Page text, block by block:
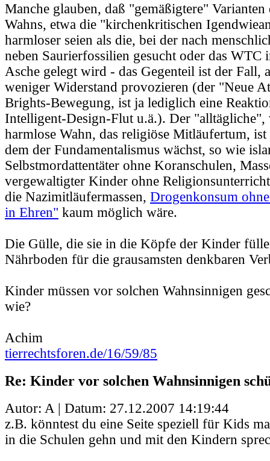
Manche glauben, daß "gemäßigtere" Varianten
Wahns, etwa die "kirchenkritischen
harmloser seien als die, bei der nach
neben Saurierfossilien gesucht oder das WTC
Asche gelegt wird - das Gegenteil ist der Fall,
weniger Widerstand provozieren (der "Neue
Brights-Bewegung, ist ja lediglich eine
Intelligent-Design-Flut u.ä.). Der "alltägliche",
harmlose Wahn, das religiöse Mitläufertum, ist
dem der Fundamentalismus wächst, so wie
Selbstmordattentäter ohne Koranschulen,
vergewaltigter Kinder ohne
die Nazimitläufermassen, Drogenkonsum
in Ehren" kaum möglich wäre.
Die Gülle, die sie in die Köpfe der Kinder
Nährboden für die grausamsten denkbaren
Kinder müssen vor solchen Wahnsinnigen
wie?
Achim
tierrechtsforen.de/16/59/85
Re: Kinder vor solchen Wahnsinnigen
Autor: A | Datum: 27.12.2007 14:19:44
z.B. könntest du eine Seite speziell für Kids
in die Schulen gehn und mit den Kindern